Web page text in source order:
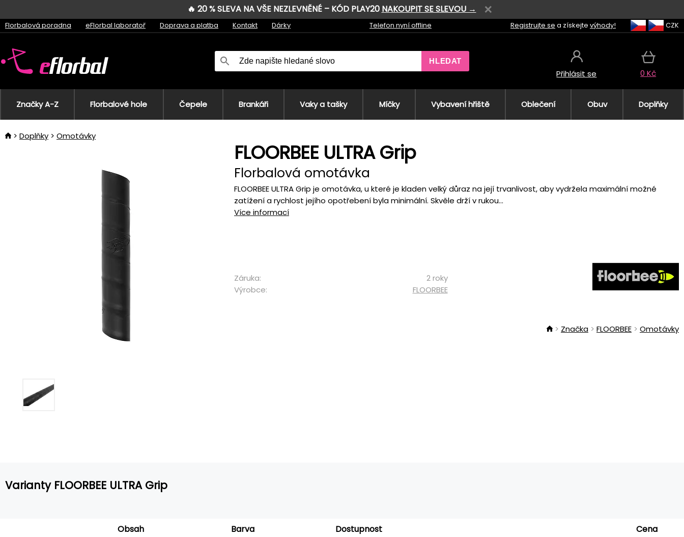
🔥 20 % SLEVA NA VŠE NEZLEVNĚNÉ – KÓD PLAY20 NAKOUPIT SE SLEVOU →
Florbalová poradna eFlorbal laboratoř Doprava a platba Kontakt Dárky Telefon nyní offline Registrujte se a získejte výhody! CZK
HLEDAT
Přihlásit se 0 Kč
Značky A-Z Florbalové hole Čepele Brankáři Vaky a tašky Míčky Vybavení hřiště Oblečení Obuv Doplňky
Doplňky Omotávky
FLOORBEE ULTRA Grip
Florbalová omotávka
FLOORBEE ULTRA Grip je omotávka, u které je kladen velký důraz na její trvanlivost, aby vydržela maximální možné
zatížení a rychlost jejího opotřebení byla minimální. Skvěle drží v rukou...
Více informací
Záruka:
2 roky
Výrobce:
FLOORBEE
Značka FLOORBEE Omotávky
Varianty FLOORBEE ULTRA Grip
Obsah Barva Dostupnost Cena